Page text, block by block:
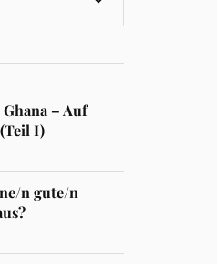
– Auf
I)
n gute/n